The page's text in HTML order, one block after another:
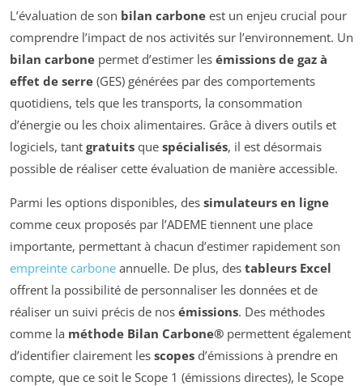
L’évaluation de son bilan carbone est un enjeu crucial pour
comprendre l’impact de nos activités sur l’environnement. Un
bilan carbone permet d’estimer les émissions de gaz à
effet de serre (GES) générées par des comportements
quotidiens, tels que les transports, la consommation
d’énergie ou les choix alimentaires. Grâce à divers outils et
logiciels, tant gratuits que spécialisés, il est désormais
possible de réaliser cette évaluation de manière accessible.
Parmi les options disponibles, des simulateurs en ligne
comme ceux proposés par l’ADEME tiennent une place
importante, permettant à chacun d’estimer rapidement son
empreinte carbone annuelle. De plus, des tableurs Excel
offrent la possibilité de personnaliser les données et de
réaliser un suivi précis de nos émissions. Des méthodes
comme la méthode Bilan Carbone® permettent également
d’identifier clairement les scopes d’émissions à prendre en
compte, que ce soit le Scope 1 (émissions directes), le Scope